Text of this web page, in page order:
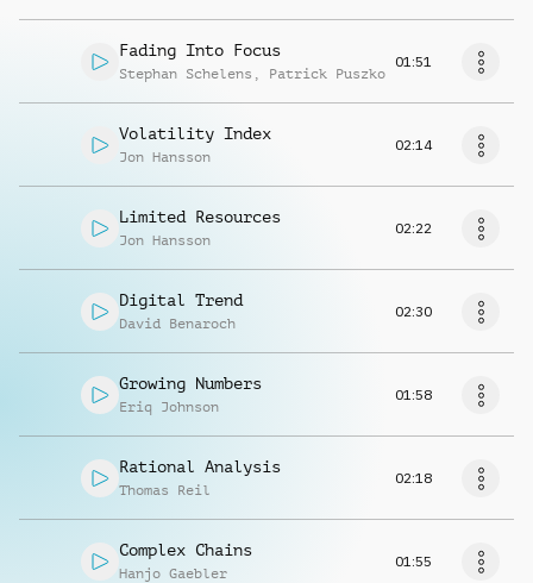
Fading Into Focus
Stephan Schelens , Patrick Puszko
01:51
Volatility Index
Jon Hansson
02:14
Limited Resources
Jon Hansson
02:22
Digital Trend
David Benaroch
02:30
Growing Numbers
Eriq Johnson
01:58
Rational Analysis
Thomas Reil
02:18
Complex Chains
Hanjo Gaebler
01:55